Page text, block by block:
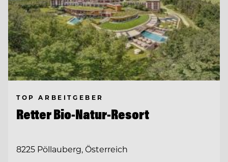
TOP ARBEITGEBER
Retter Bio-Natur-Resort
8225 Pöllauberg, Österreich